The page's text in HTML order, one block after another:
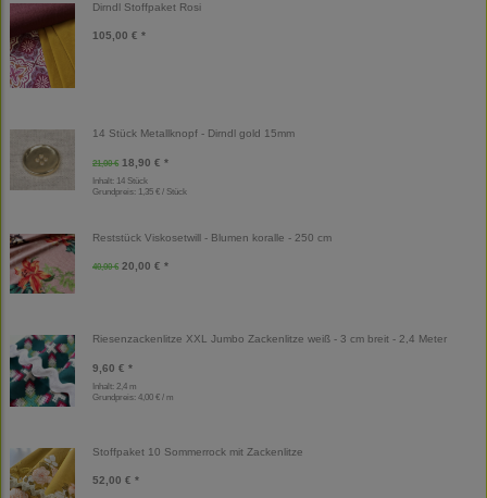
Dirndl Stoffpaket Rosi
105,00 € *
14 Stück Metallknopf - Dirndl gold 15mm
21,00 € 18,90 € *
Inhalt: 14 Stück
Grundpreis: 1,35 € / Stück
Reststück Viskosetwill - Blumen koralle - 250 cm
40,00 € 20,00 € *
Riesenzackenlitze XXL Jumbo Zackenlitze weiß - 3 cm breit - 2,4 Meter
9,60 € *
Inhalt: 2,4 m
Grundpreis: 4,00 € / m
Stoffpaket 10 Sommerrock mit Zackenlitze
52,00 € *